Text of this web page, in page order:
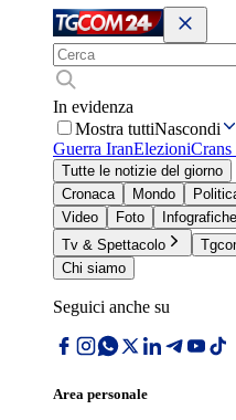
In evidenza
Mostra tuttiNascondi
Guerra IranElezioniCrans
Tutte le notizie del giorno
Cronaca
Mondo
Video
Foto Infografiche
Tv & Spettacolo
Chi siamo
Seguici anche su
Area personale